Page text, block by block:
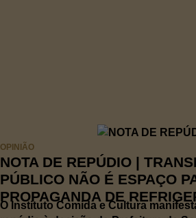
OPINIÃO
NOTA DE REPÚDIO |
PÚBLICO NÃO É ESPAÇO
PROPAGANDA DE
O Instituto Comida e Cultura